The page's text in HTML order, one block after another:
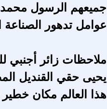
جميعهم الرسول محمد
عوامل تدهور الصناعة
ملاحظات زائر أجنبي
يحيى حقي القنديل
هذا العالم مكان